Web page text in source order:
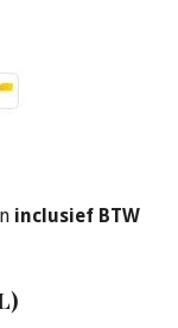
inclusief BTW